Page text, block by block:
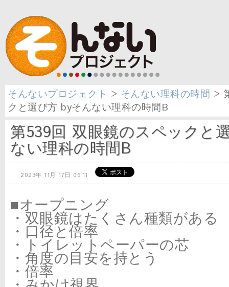
そんないプロジェクト > そんない理科の時間 >
クと選び方 byそんない理科の時間B
第539回 双眼鏡のスペックと
ない理科の時間B
2023年 11月 17日 06:11
■オープニング
・双眼鏡はたくさん種類がある
・口径と倍率
・トイレットペーパーの芯
・角度の目安を持とう
・倍率